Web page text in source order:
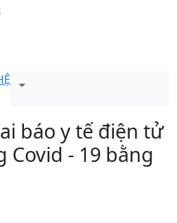
báo y tế điện tử
Covid - 19 bằng